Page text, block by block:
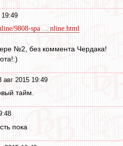
19:49
9808-spa ... nline.html
№2, без коммента Чердака!
авг 2015 19:49
тайм.
пока